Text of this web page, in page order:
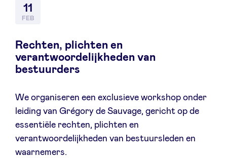
Voordelen
BeAngels Academy
11
FEB
Rechten, plichten en
verantwoordelijkheden van
bestuurders
We organiseren een exclusieve workshop onder
leiding van Grégory de Sauvage, gericht op de
essentiële rechten, plichten en
verantwoordelijkheden van bestuursleden en
waarnemers.